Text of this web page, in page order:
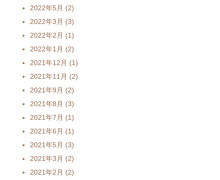
2022年5月 (2)
2022年3月 (3)
2022年2月 (1)
2022年1月 (2)
2021年12月 (1)
2021年11月 (2)
2021年9月 (2)
2021年8月 (3)
2021年7月 (1)
2021年6月 (1)
2021年5月 (3)
2021年3月 (2)
2021年2月 (2)